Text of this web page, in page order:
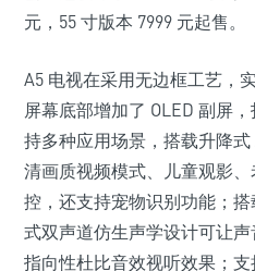
元，55 寸版本 7999 元起售。
A5 电视在采用无边框工艺，
屏幕底部增加了 OLED 副屏
持多种应用场景，搭载升降
清画质视频模式、儿童观影
控，还支持宠物识别功能；
式双声道仿生声学设计可让
指向性杜比音效视听效果；支